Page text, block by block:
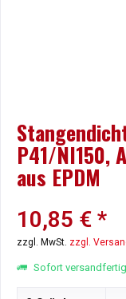
P41/NI150,
aus EPDM
10,85 € *
zzgl. MwSt. zzgl.
Sofort